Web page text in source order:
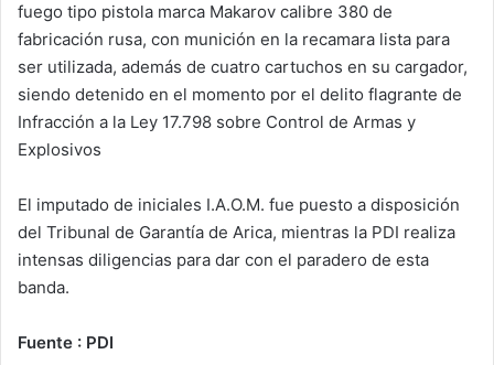
fuego tipo pistola marca Makarov calibre 380 de
fabricación rusa, con munición en la recamara lista para
ser utilizada, además de cuatro cartuchos en su cargador,
siendo detenido en el momento por el delito flagrante de
Infracción a la Ley 17.798 sobre Control de Armas y
Explosivos
El imputado de iniciales I.A.O.M. fue puesto a disposición
del Tribunal de Garantía de Arica, mientras la PDI realiza
intensas diligencias para dar con el paradero de esta
banda.
Fuente : PDI